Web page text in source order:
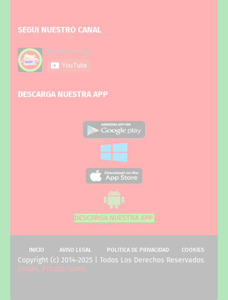
SEGUI NUESTRO CANAL
DESCARGA NUESTRA APP
DESCARGA NUESTRA APP
INICIO AVISO LEGAL POLITICA DE PRIVACIDAD COOKIES
Copyright (c) 2014-2025 | Todos Los Derechos Reservados
Jordao_Producciones